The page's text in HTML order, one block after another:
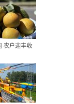
农户迎丰收